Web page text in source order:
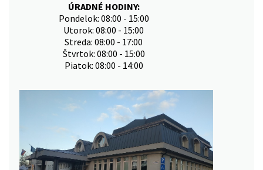
ÚRADNÉ HODINY:
Pondelok: 08:00 - 15:00
Utorok: 08:00 - 15:00
Streda: 08:00 - 17:00
Štvrtok: 08:00 - 15:00
Piatok: 08:00 - 14:00